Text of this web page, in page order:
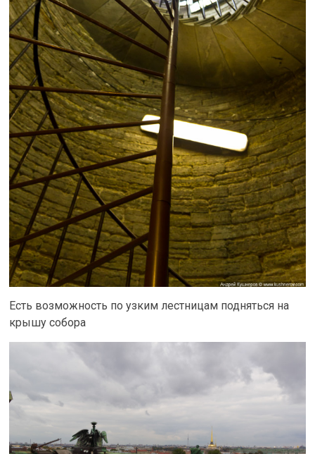
Есть возможность по узким лестницам подняться на
крышу собора